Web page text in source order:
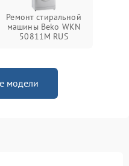
Ремонт стиральной
машины Beko WKN
50811M RUS
модели